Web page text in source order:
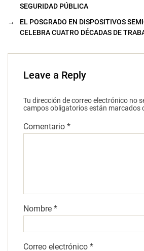
SEGURIDAD PÚBLICA
→
EL POSGRADO EN DISPOSITIVOS
CELEBRA CUATRO DÉCADAS DE
Leave a Reply
Tu dirección de correo electrónico no
campos obligatorios están marcados
Comentario *
Nombre *
Correo electrónico *